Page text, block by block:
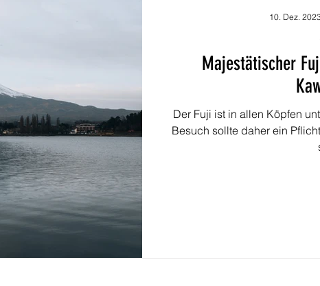
Majestätischer
Der Fuji ist in allen Köpfen
Besuch sollte daher ein
10. Dez.